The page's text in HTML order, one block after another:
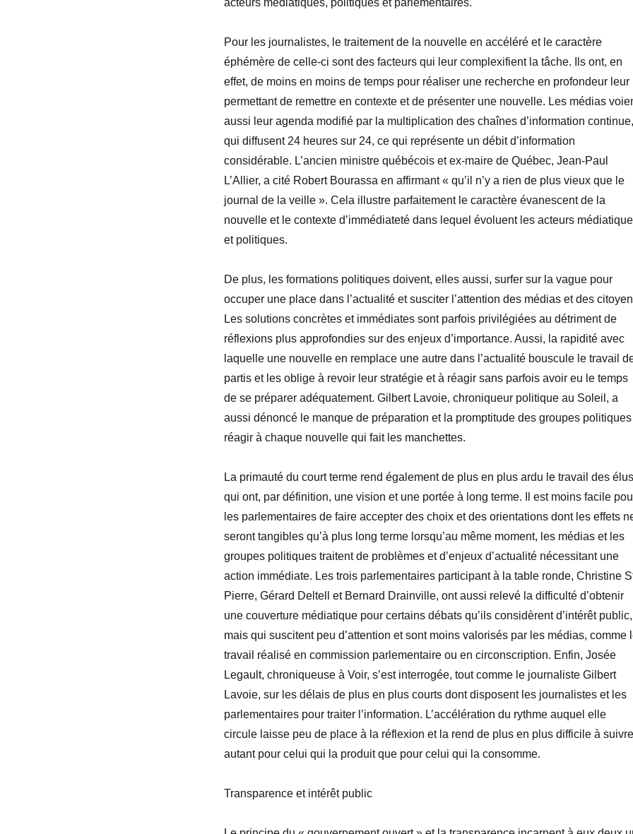
acteurs médiatiques, politiques et parlementaires.
Pour les journalistes, le traitement de la nouvelle en accéléré et le caractère
éphémère de celle-ci sont des facteurs qui leur complexifient la tâche. Ils ont, en
effet, de moins en moins de temps pour réaliser une recherche en profondeur leur
permettant de remettre en contexte et de présenter une nouvelle. Les médias
aussi leur agenda modifié par la multiplication des chaînes d’information continue,
qui diffusent 24 heures sur 24, ce qui représente un débit d’information
considérable. L’ancien ministre québécois et ex-maire de Québec, Jean-Paul
L’Allier, a cité Robert Bourassa en affirmant « qu’il n’y a rien de plus vieux que le
journal de la veille ». Cela illustre parfaitement le caractère évanescent de la
nouvelle et le contexte d’immédiateté dans lequel évoluent les acteurs
et politiques.
De plus, les formations politiques doivent, elles aussi, surfer sur la vague pour
occuper une place dans l’actualité et susciter l’attention des médias et des
Les solutions concrètes et immédiates sont parfois privilégiées au détriment de
réflexions plus approfondies sur des enjeux d’importance. Aussi, la rapidité avec
laquelle une nouvelle en remplace une autre dans l’actualité bouscule le travail
partis et les oblige à revoir leur stratégie et à réagir sans parfois avoir eu le temps
de se préparer adéquatement. Gilbert Lavoie, chroniqueur politique au Soleil, a
aussi dénoncé le manque de préparation et la promptitude des groupes
réagir à chaque nouvelle qui fait les manchettes.
La primauté du court terme rend également de plus en plus ardu le travail des
qui ont, par définition, une vision et une portée à long terme. Il est moins facile
les parlementaires de faire accepter des choix et des orientations dont les effets
seront tangibles qu’à plus long terme lorsqu’au même moment, les médias et les
groupes politiques traitent de problèmes et d’enjeux d’actualité nécessitant une
action immédiate. Les trois parlementaires participant à la table ronde, Christine
Pierre, Gérard Deltell et Bernard Drainville, ont aussi relevé la difficulté d’obtenir
une couverture médiatique pour certains débats qu’ils considèrent d’intérêt public,
mais qui suscitent peu d’attention et sont moins valorisés par les médias, comme
travail réalisé en commission parlementaire ou en circonscription. Enfin, Josée
Legault, chroniqueuse à Voir, s’est interrogée, tout comme le journaliste Gilbert
Lavoie, sur les délais de plus en plus courts dont disposent les journalistes et les
parlementaires pour traiter l’information. L’accélération du rythme auquel elle
circule laisse peu de place à la réflexion et la rend de plus en plus difficile à
autant pour celui qui la produit que pour celui qui la consomme.
Transparence et intérêt public